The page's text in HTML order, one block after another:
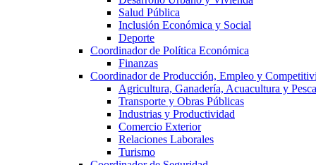
Salud Pública
Inclusión Económica y Social
Deporte
Coordinador de Política Económica
Finanzas
Coordinador de Producción, Empleo y
Agricultura, Ganadería, Acuacultura y Pesca
Transporte y Obras Públicas
Industrias y Productividad
Comercio Exterior
Relaciones Laborales
Turismo